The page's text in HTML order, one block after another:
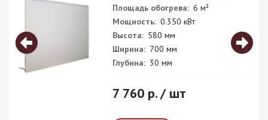
Площадь обогрева: 6 м²
Мощность: 0.350 кВт
Высота: 580 мм
Ширина: 700 мм
Глубина: 30 мм
7 760 р. / шт